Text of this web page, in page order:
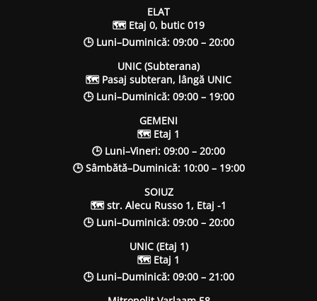
ELAT
🗺 Etaj 0, butic 019
🕒 Luni–Duminică: 09:00 – 20:00
UNIC (Subterana)
🗺 Pasaj subteran, lângă UNIC
🕒 Luni–Duminică: 09:00 – 19:00
GEMENI
🗺 Etaj 1
🕒 Luni–Vineri: 09:00 – 20:00
🕒 Sâmbătă–Duminică: 10:00 – 19:00
SOIUZ
🗺 str. Alecu Russo 1, Etaj -1
🕒 Luni–Duminică: 09:00 – 20:00
UNIC (Etaj 1)
🗺 Etaj 1
🕒 Luni–Duminică: 09:00 – 21:00